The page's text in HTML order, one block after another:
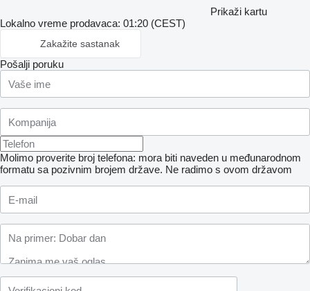
Prikaži kartu
Lokalno vreme prodavaca: 01:20 (CEST)
Zakažite sastanak
Pošalji poruku
Molimo proverite broj telefona: mora biti naveden u međunarodnom
formatu sa pozivnim brojem države. Ne radimo s ovom državom